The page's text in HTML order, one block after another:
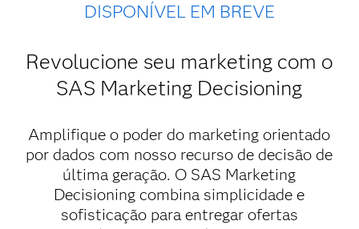
DISPONÍVEL EM BREVE
Revolucione seu marketing com o
SAS Marketing Decisioning
Amplifique o poder do marketing orientado
por dados com nosso recurso de decisão de
última geração. O SAS Marketing
Decisioning combina simplicidade e
sofisticação para entregar ofertas